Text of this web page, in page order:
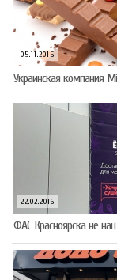
05.11.2015
Украинская компания
22.02.2016
ФАС Красноярска не